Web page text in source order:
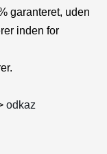
garanteret, uden
inden for
odkaz